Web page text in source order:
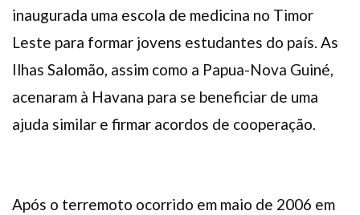
inaugurada uma escola de medicina no Timor
Leste para formar jovens estudantes do país. As
Ilhas Salomão, assim como a Papua-Nova Guiné,
acenaram à Havana para se beneficiar de uma
ajuda similar e firmar acordos de cooperação.
Após o terremoto ocorrido em maio de 2006 em